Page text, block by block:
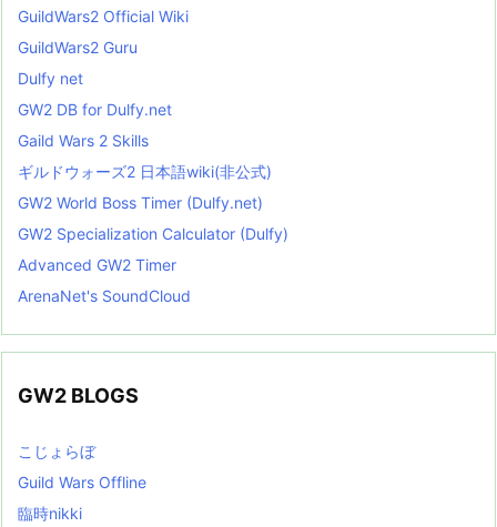
GuildWars2 Official Wiki
GuildWars2 Guru
Dulfy net
GW2 DB for Dulfy.net
Gaild Wars 2 Skills
ギルドウォーズ2 日本語wiki(非公式)
GW2 World Boss Timer (Dulfy.net)
GW2 Specialization Calculator (Dulfy)
Advanced GW2 Timer
ArenaNet's SoundCloud
GW2 BLOGS
こじょらぼ
Guild Wars Offline
臨時nikki